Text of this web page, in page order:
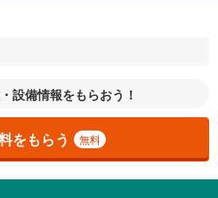
設備情報をもらおう！
をもらう 無料